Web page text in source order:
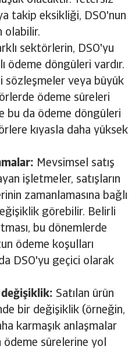
takip eksikliği, DSO'nun
olabilir.
sektörlerin, DSO'yu
ödeme döngüleri vardır.
sözleşmeler veya büyük
ödeme süreleri
bu da ödeme döngüleri
kıyasla daha yüksek
Mevsimsel satış
işletmeler, satışların
zamanlamasına bağlı
görebilir. Belirli
bu dönemlerde
ödeme koşulları
DSO'yu geçici olarak
değişiklik: Satılan ürün
bir değişiklik (örneğin,
karmaşık anlaşmalar
ödeme sürelerine yol